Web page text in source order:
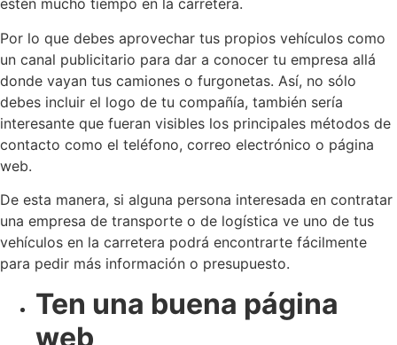
estén mucho tiempo en la carretera.
Por lo que debes aprovechar tus propios vehículos como
un canal publicitario para dar a conocer tu empresa allá
donde vayan tus camiones o furgonetas. Así, no sólo
debes incluir el logo de tu compañía, también sería
interesante que fueran visibles los principales métodos de
contacto como el teléfono, correo electrónico o página
web.
De esta manera, si alguna persona interesada en contratar
una empresa de transporte o de logística ve uno de tus
vehículos en la carretera podrá encontrarte fácilmente
para pedir más información o presupuesto.
Ten una buena página
web